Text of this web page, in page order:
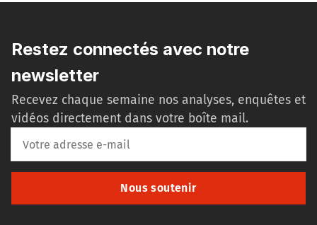
Restez connectés avec notre
newsletter
Recevez chaque semaine nos analyses, enquêtes et
vidéos directement dans votre boîte mail.
Nous soutenir